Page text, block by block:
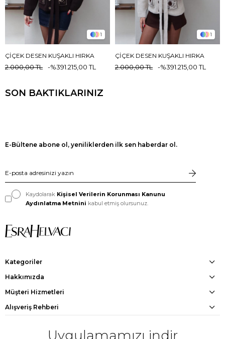
1
ÇIÇEK DESEN KUŞAKLI HIRKA
1.215,00 TL
%39
2.000,00 TL
1
ÇIÇEK DESEN KUŞAKLI HIRKA
1.215,00 TL
%39
2.000,00 TL
SON BAKTIKLARINIZ
E-Bültene abone ol, yeniliklerden ilk sen haberdar ol.
Kaydolarak Kişisel Verilerin Korunması Kanunu
Aydınlatma Metnini kabul etmiş olursunuz.
Kategoriler
Hakkımızda
Müşteri Hizmetleri
Alışveriş Rehberi
Uygulamamızı indir